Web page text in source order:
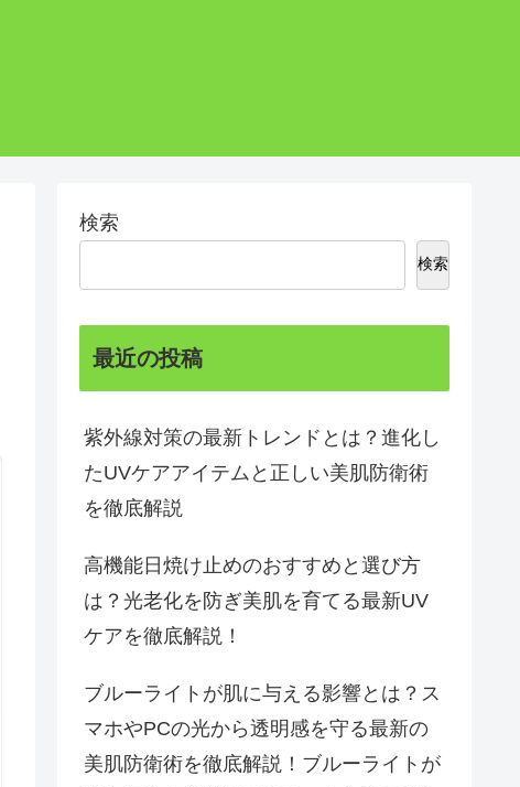
検索
検索
最近の投稿
紫外線対策の最新トレンドとは？進化し
たUVケアアイテムと正しい美肌防衛術
を徹底解説
高機能日焼け止めのおすすめと選び方
は？光老化を防ぎ美肌を育てる最新UV
ケアを徹底解説！
ブルーライトが肌に与える影響とは？ス
マホやPCの光から透明感を守る最新の
美肌防衛術を徹底解説！ブルーライトが